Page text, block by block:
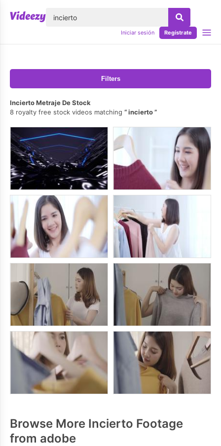
Iniciar sesión Regístrate
Filters
Incierto Metraje De Stock
8 royalty free stock videos matching
incierto
Browse More Incierto Footage
from adobe